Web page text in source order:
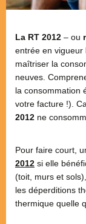
La RT 2012 – ou
entrée en vigueur
maîtriser la
neuves.
la consommation
votre facture !).
2012 ne
Pour faire court,
2012 si elle
(toit, murs et
les déperditions
thermique quelle